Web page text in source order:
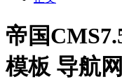
帝国
模板 导航